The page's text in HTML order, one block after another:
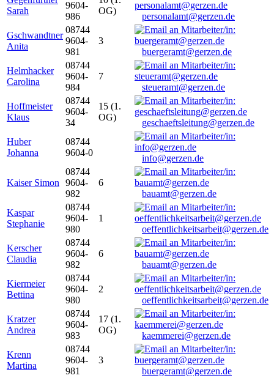
Sarah
9604-
986
OG)
personalamt@gerzen.de
Gschwandtner
Anita
08744
9604-
981
3
buergeramt@gerzen.de
Helmhacker
Carolina
08744
9604-
984
7
steueramt@gerzen.de
Hoffmeister
Klaus
08744
9604-
34
15 (1.
OG)
geschaeftsleitung@gerzen.de
Huber
Johanna
08744
9604-0
info@gerzen.de
Kaiser Simon
08744
9604-
982
6
bauamt@gerzen.de
Kaspar
Stephanie
08744
9604-
980
1
oeffentlichkeitsarbeit@gerzen.de
Kerscher
Claudia
08744
9604-
982
6
bauamt@gerzen.de
Kiermeier
Bettina
08744
9604-
980
2
oeffentlichkeitsarbeit@gerzen.de
Kratzer
Andrea
08744
9604-
983
17 (1.
OG)
kaemmerei@gerzen.de
Krenn
Martina
08744
9604-
981
3
buergeramt@gerzen.de